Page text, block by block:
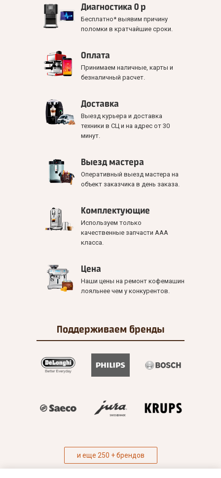
Диагностика 0 р
Бесплатно* выявим причину
поломки в кратчайшие сроки.
Оплата
Принимаем наличные, карты и
безналичный расчет.
Доставка
Выезд курьера и доставка
техники в СЦ и на адрес от 30
минут.
Выезд мастера
Оперативный выезд мастера на
объект заказчика в день заказа.
Комплектующие
Используем только
качественные запчасти ААА
класса.
Цена
Наши цены на ремонт кофемашин
лояльнее чем у конкурентов.
Поддерживаем бренды
и еще 250 + брендов